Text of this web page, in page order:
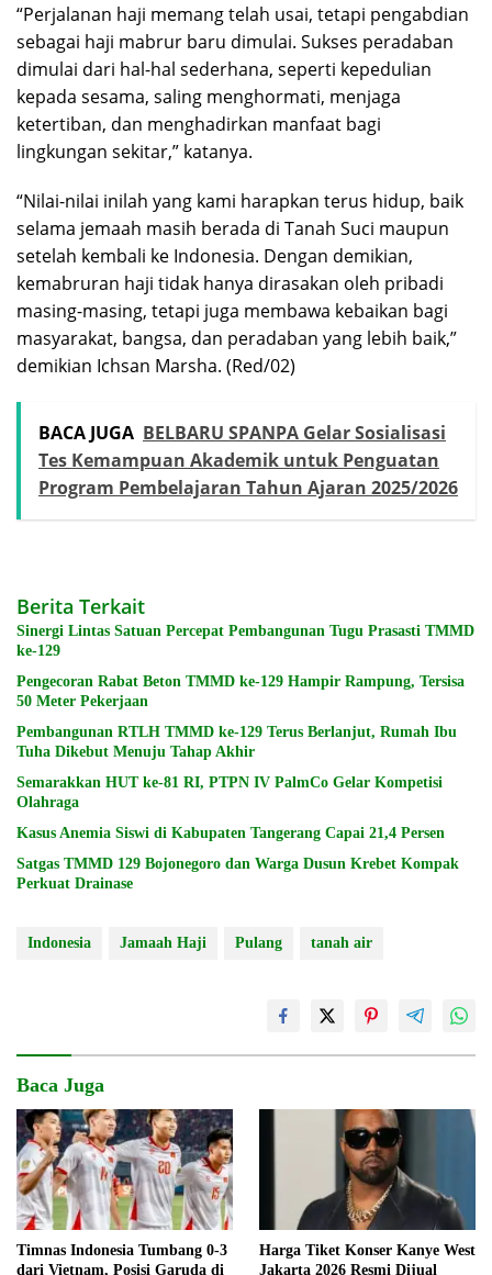
“Perjalanan haji memang telah usai, tetapi pengabdian
sebagai haji mabrur baru dimulai. Sukses peradaban
dimulai dari hal-hal sederhana, seperti kepedulian
kepada sesama, saling menghormati, menjaga
ketertiban, dan menghadirkan manfaat bagi
lingkungan sekitar,” katanya.
“Nilai-nilai inilah yang kami harapkan terus hidup, baik
selama jemaah masih berada di Tanah Suci maupun
setelah kembali ke Indonesia. Dengan demikian,
kemabruran haji tidak hanya dirasakan oleh pribadi
masing-masing, tetapi juga membawa kebaikan bagi
masyarakat, bangsa, dan peradaban yang lebih baik,”
demikian Ichsan Marsha. (Red/02)
BACA JUGA BELBARU SPANPA Gelar Sosialisasi
Tes Kemampuan Akademik untuk Penguatan
Program Pembelajaran Tahun Ajaran 2025/2026
Berita Terkait
Sinergi Lintas Satuan Percepat Pembangunan Tugu Prasasti TMMD
ke-129
Pengecoran Rabat Beton TMMD ke-129 Hampir Rampung, Tersisa
50 Meter Pekerjaan
Pembangunan RTLH TMMD ke-129 Terus Berlanjut, Rumah Ibu
Tuha Dikebut Menuju Tahap Akhir
Semarakkan HUT ke-81 RI, PTPN IV PalmCo Gelar Kompetisi
Olahraga
Kasus Anemia Siswi di Kabupaten Tangerang Capai 21,4 Persen
Satgas TMMD 129 Bojonegoro dan Warga Dusun Krebet Kompak
Perkuat Drainase
Indonesia Jamaah Haji Pulang tanah air
Baca Juga
Timnas Indonesia Tumbang 0-3
dari Vietnam, Posisi Garuda di
Harga Tiket Konser Kanye West
Jakarta 2026 Resmi Dijual